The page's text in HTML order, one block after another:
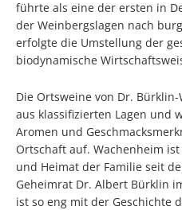
führte als eine der ersten in
der Weinbergslagen nach
erfolgte die Umstellung der
biodynamische
Die Ortsweine von Dr.
aus klassifizierten Lagen und
Aromen und
Ortschaft auf. Wachenheim
und Heimat der Familie seit
Geheimrat Dr. Albert Bürklin
ist so eng mit der Geschichte